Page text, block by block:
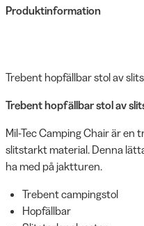
Produktinformation
Trebent hopfällbar stol av
Trebent hopfällbar stol av
Mil-Tec Camping Chair är
slitstarkt material. Denna
ha med på jaktturen.
Trebent campingstol
Hopfällbar